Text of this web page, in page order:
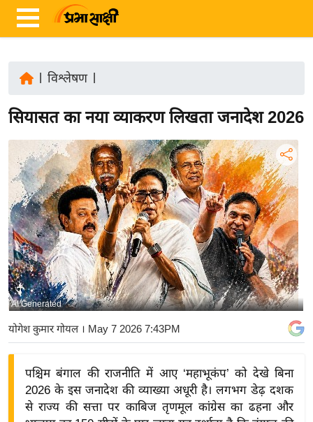
ज़ा
रा
ष्ट्री
य
अं
त
र्रा
ष्ट्री
य
विश्लेषण|
सियासत का नया व्याकरण लिखता जनादेश 2026
AI Generated
योगेश कुमार गोयल। May 7 2026 7:43PM
पश्चिम बंगाल की राजनीति में आए ‘महाभूकंप’ को देखे बिना
2026 के इस जनादेश की व्याख्या अधूरी है। लगभग डेढ़ दशक
से राज्य की सत्ता पर काबिज तृणमूल कांग्रेस का ढहना और